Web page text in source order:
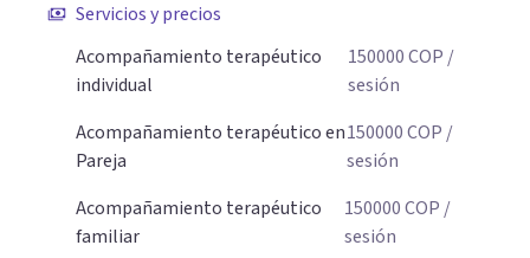
Servicios y precios
Acompañamiento terapéutico
individual
150000COP /
sesión
Acompañamiento terapéutico en
Pareja
150000COP /
sesión
Acompañamiento terapéutico
familiar
150000COP /
sesión